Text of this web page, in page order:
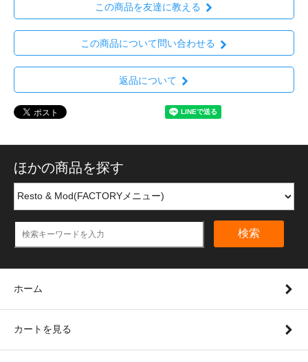
この商品を友達に教える
この商品について問い合わせる
返品について
ほかの商品を探す
検索
ホーム
カートを見る